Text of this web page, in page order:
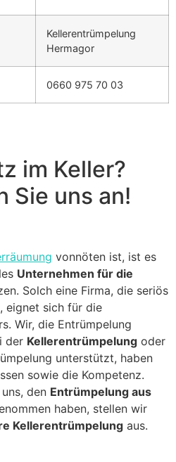
Kellerentrümpelung
Hermagor
0660 975 70 03
im Keller?
Sie uns an!
vonnöten ist, ist es
Unternehmen für die
Solch eine Firma, die seriös
eignet sich für die
Wir, die Entrümpelung
der Kellerentrümpelung oder
unterstützt, haben
sowie die Kompetenz.
den Entrümpelung aus
haben, stellen wir
Kellerentrümpelung aus.